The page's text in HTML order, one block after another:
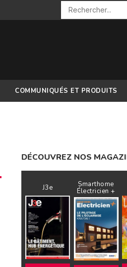
COMMUNIQUÉS ET PRODUITS
DÉCOUVREZ NOS
J3e Smarthome
Électricien +